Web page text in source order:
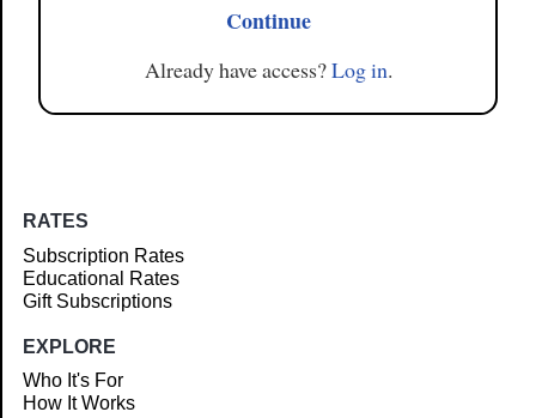
Continue
Already have access?Log in.
RATES
Subscription Rates
Educational Rates
Gift Subscriptions
EXPLORE
Who It's For
How It Works